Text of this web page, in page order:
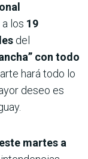
los 19
del
con todo
hará todo lo
deseo es
martes a